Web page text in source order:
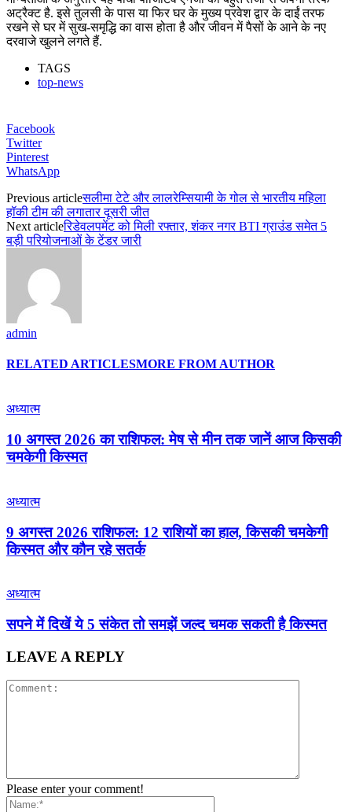
अट्रैक्ट है. इसे तुलसी के पास या फिर घर के मुख्य प्रवेश द्वार के दाईं तरफ
रखने से घर में सुख-समृद्धि का वास होता है और जीवन में पैसों के आने के नए
दरवाजे खुलने लगते हैं.
TAGS
top-news
Facebook
Twitter
Pinterest
WhatsApp
Previous articleसलीमा टेटे और लालरेम्सियामी के गोल से भारतीय महिला
हॉकी टीम की लगातार दूसरी जीत
Next articleरिडेवलपमेंट को मिली रफ्तार, शंकर नगर BTI ग्राउंड समेत 5
बड़ी परियोजनाओं के टेंडर जारी
admin
RELATED ARTICLESMORE FROM AUTHOR
अध्यात्म
10 अगस्त 2026 का राशिफल: मेष से मीन तक जानें आज किसकी
चमकेगी किस्मत
अध्यात्म
9 अगस्त 2026 राशिफल: 12 राशियों का हाल, किसकी चमकेगी
किस्मत और कौन रहे सतर्क
अध्यात्म
सपने में दिखें ये 5 संकेत तो समझें जल्द चमक सकती है किस्मत
LEAVE A REPLY
Please enter your comment!